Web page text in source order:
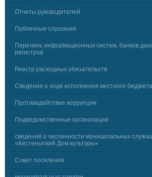
Отчеты руководителей
Публичные слушания
Перечень информационных систем, банков
регистров
Реестр расходных обязательств
Сведения о ходе исполнения местного бюджета
Противодействие коррупции
Подведомственные организации
сведения о численности муниципальных
«Кестеньгский Дом культуры»
Совет поселения